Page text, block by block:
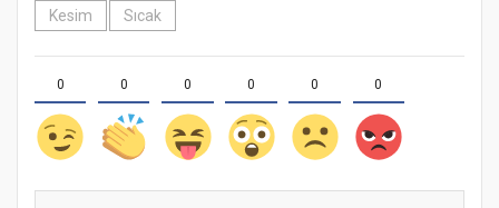
Kesim Sıcak
0 0 0 0 0 0